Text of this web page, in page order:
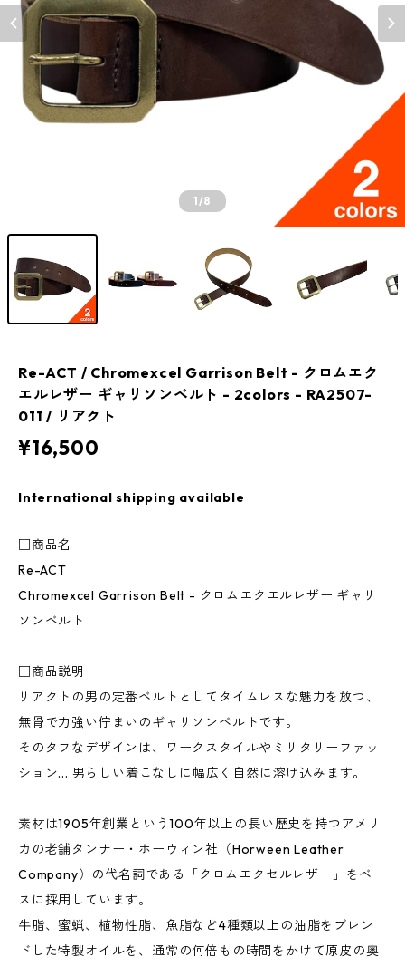
1/8
Re-ACT / Chromexcel Garrison Belt - クロムエク
エルレザー ギャリソンベルト - 2colors - RA2507-
011 / リアクト
¥16,500
International shipping available
□商品名
Re-ACT
Chromexcel Garrison Belt - クロムエクエルレザー ギャリ
ソンベルト
□商品説明
リアクトの男の定番ベルトとしてタイムレスな魅力を放つ、
無骨で力強い佇まいのギャリソンベルトです。
そのタフなデザインは、ワークスタイルやミリタリーファッ
ション... 男らしい着こなしに幅広く自然に溶け込みます。
素材は1905年創業という100年以上の長い歴史を持つアメリ
カの老舗タンナー・ホーウィン社（Horween Leather
Company）の代名詞である「クロムエクセルレザー」をベー
スに採用しています。
牛脂、蜜蝋、植物性脂、魚脂など4種類以上の油脂をブレン
ドした特製オイルを、通常の何倍もの時間をかけて原皮の奥